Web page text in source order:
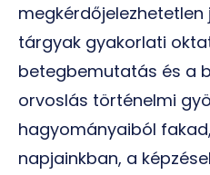
megkérdőjelezhetetlen
tárgyak gyakorlati
betegbemutatás és a
orvoslás történelmi
hagyományaiból
napjainkban, a